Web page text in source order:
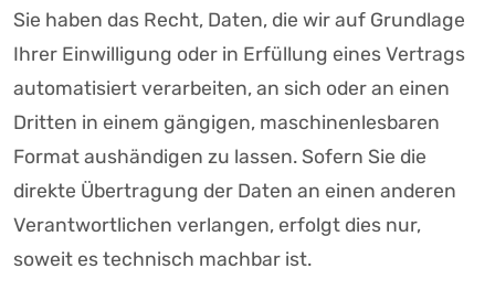
Sie haben das Recht, Daten, die wir auf Grundlage
Ihrer Einwilligung oder in Erfüllung eines Vertrags
automatisiert verarbeiten, an sich oder an einen
Dritten in einem gängigen, maschinenlesbaren
Format aushändigen zu lassen. Sofern Sie die
direkte Übertragung der Daten an einen anderen
Verantwortlichen verlangen, erfolgt dies nur,
soweit es technisch machbar ist.